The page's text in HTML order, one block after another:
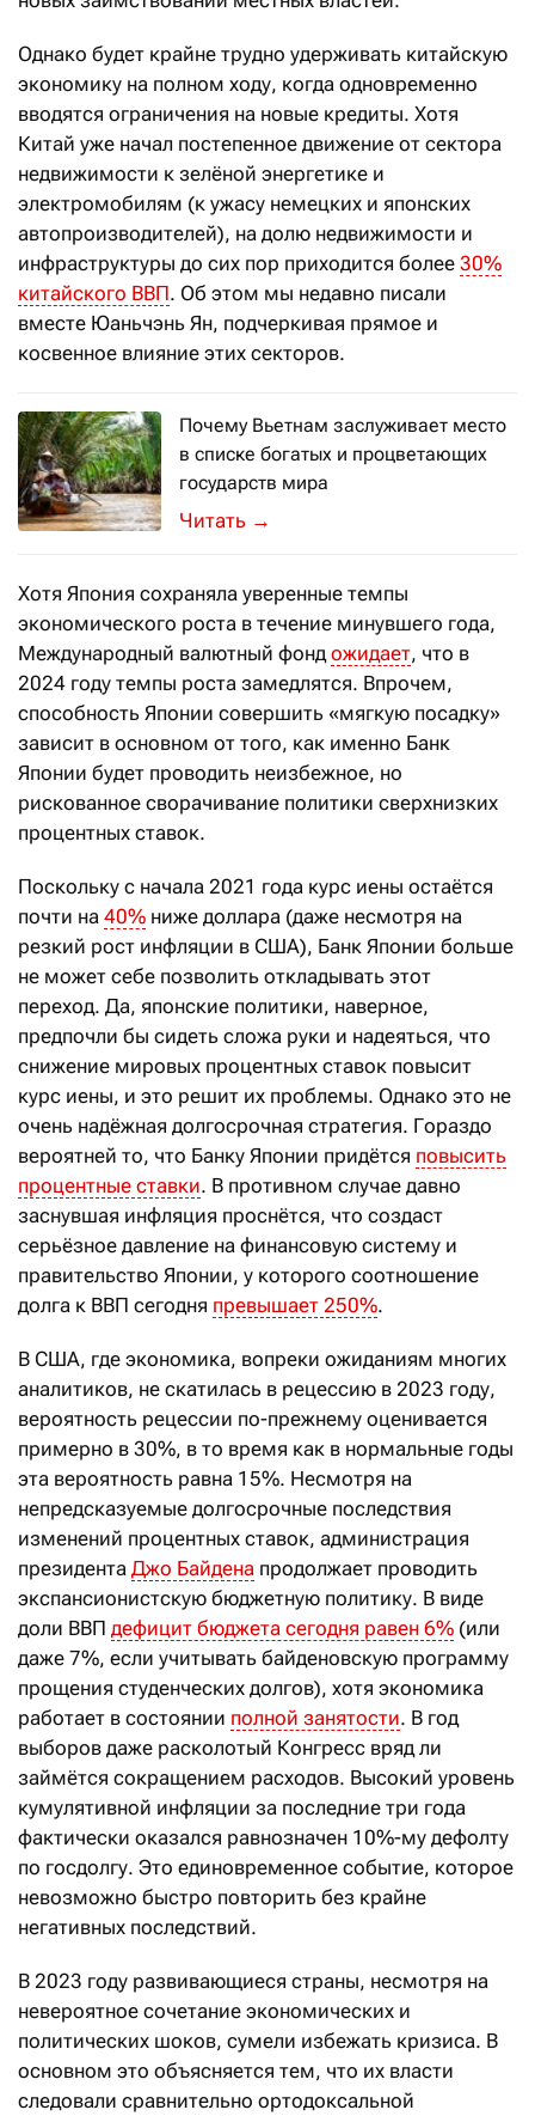
Однако будет крайне трудно удерживать китайскую
экономику на полном ходу, когда одновременно
вводятся ограничения на новые кредиты. Хотя
Китай уже начал постепенное движение от сектора
недвижимости к зелёной энергетике и
электромобилям (к ужасу немецких и японских
автопроизводителей), на долю недвижимости и
инфраструктуры до сих пор приходится более 30%
китайского ВВП. Об этом мы недавно писали
вместе Юаньчэнь Ян, подчеркивая прямое и
косвенное влияние этих секторов.
Почему Вьетнам заслуживает место
в списке богатых и процветающих
государств мира
Сегодня Вьетнам удовлетворяет
→
Хотя Япония сохраняла уверенные темпы
экономического роста в течение минувшего года,
Международный валютный фонд ожидает, что в
2024 году темпы роста замедлятся. Впрочем,
способность Японии совершить «мягкую посадку»
зависит в основном от того, как именно Банк
Японии будет проводить неизбежное, но
рискованное сворачивание политики сверхнизких
процентных ставок.
Поскольку с начала 2021 года курс иены остаётся
почти на 40% ниже доллара (даже несмотря на
резкий рост инфляции в США), Банк Японии больше
не может себе позволить откладывать этот
переход. Да, японские политики, наверное,
предпочли бы сидеть сложа руки и надеяться, что
снижение мировых процентных ставок повысит
курс иены, и это решит их проблемы. Однако это не
очень надёжная долгосрочная стратегия. Гораздо
вероятней то, что Банку Японии придётся повысить
процентные ставки. В противном случае давно
заснувшая инфляция проснётся, что создаст
серьёзное давление на финансовую систему и
правительство Японии, у которого соотношение
долга к ВВП сегодня превышает 250%.
В США, где экономика, вопреки ожиданиям многих
аналитиков, не скатилась в рецессию в 2023 году,
вероятность рецессии по-прежнему оценивается
примерно в 30%, в то время как в нормальные годы
эта вероятность равна 15%. Несмотря на
непредсказуемые долгосрочные последствия
изменений процентных ставок, администрация
президента Джо Байдена продолжает проводить
экспансионистскую бюджетную политику. В виде
доли ВВП дефицит бюджета сегодня равен 6% (или
даже 7%, если учитывать байденовскую программу
прощения студенческих долгов), хотя экономика
работает в состоянии полной занятости. В год
выборов даже расколотый Конгресс вряд ли
займётся сокращением расходов. Высокий уровень
кумулятивной инфляции за последние три года
фактически оказался равнозначен 10%-му дефолту
по госдолгу. Это единовременное событие, которое
невозможно быстро повторить без крайне
негативных последствий.
В 2023 году развивающиеся страны, несмотря на
невероятное сочетание экономических и
политических шоков, сумели избежать кризиса. В
основном это объясняется тем, что их власти
следовали сравнительно ортодоксальной